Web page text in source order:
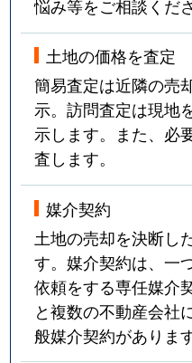
悩み等をご相談くだ
土地の価格を査定
簡易査定は近隣の売
示。訪問査定は現地
示します。また、必
査します。
媒介契約
土地の売却を決断し
す。媒介契約は、一
依頼をする専任媒介
と複数の不動産会社
般媒介契約があります